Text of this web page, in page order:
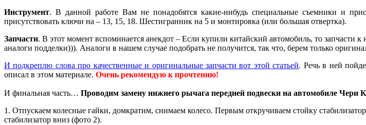
Инструмент. В данной работе Вам не понадобятся какие-нибудь специальные съемники и
присутствовать ключи на – 13, 15, 18. Шестигранник на 5 и монтировка (или большая отвертка).
Запчасти. В этот момент вспоминается анекдот – Если купили китайский автомобиль, то запчасти
аналоги подделки))). Аналоги в нашем случае подобрать не получится, так что, берем только
И подкреплю слова про качественные и оригинальные запчасти вот этой статьей. Речь в ней
описал в этом материале. Очень рекомендую к прочтению!
И финальная часть… Проводим замену нижнего рычага передней подвески на автомобиле Чери
1. Отпускаем колесные гайки, домкратим, снимаем колесо. Первым откручиваем стойку
стабилизатор вниз (фото 2).